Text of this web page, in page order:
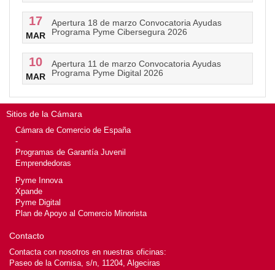
17
MAR
Apertura 18 de marzo Convocatoria Ayudas
Programa Pyme Cibersegura 2026
10
MAR
Apertura 11 de marzo Convocatoria Ayudas
Programa Pyme Digital 2026
Sitios de la Cámara
Cámara de Comercio de España
-
Programas de Garantía Juvenil
Emprendedoras
Pyme Innova
Xpande
Pyme Digital
Plan de Apoyo al Comercio Minorista
Contacto
Contacta con nosotros en nuestras oficinas:
Paseo de la Cornisa, s/n, 11204, Algeciras